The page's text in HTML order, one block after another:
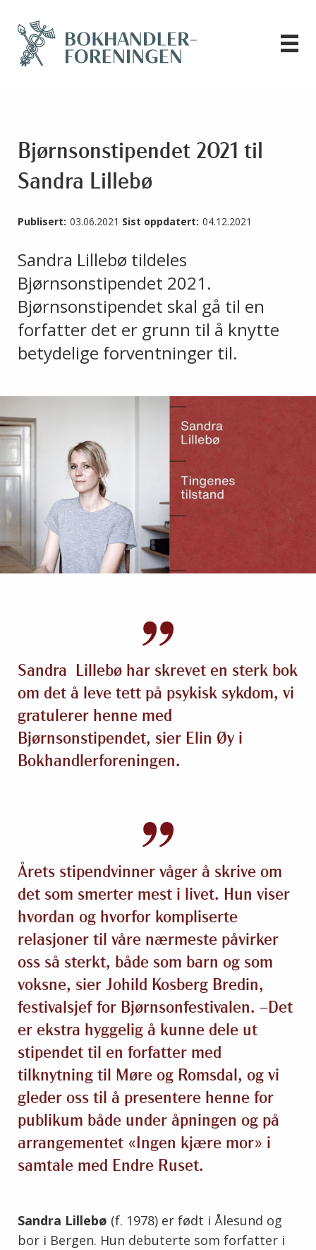
Bjørnsonstipendet 2021 til
Sandra Lillebø
Publisert: 03.06.2021 Sist oppdatert: 04.12.2021
Sandra Lillebø tildeles
Bjørnsonstipendet 2021.
Bjørnsonstipendet skal gå til en
forfatter det er grunn til å knytte
betydelige forventninger til.
Sandra Lillebø har skrevet en sterk bok
om det å leve tett på psykisk sykdom, vi
gratulerer henne med
Bjørnsonstipendet, sier Elin Øy i
Bokhandlerforeningen.
Årets stipendvinner våger å skrive om
det som smerter mest i livet. Hun viser
hvordan og hvorfor kompliserte
relasjoner til våre nærmeste påvirker
oss så sterkt, både som barn og som
voksne, sier Johild Kosberg Bredin,
festivalsjef for Bjørnsonfestivalen. –Det
er ekstra hyggelig å kunne dele ut
stipendet til en forfatter med
tilknytning til Møre og Romsdal, og vi
gleder oss til å presentere henne for
publikum både under åpningen og på
arrangementet «Ingen kjære mor» i
samtale med Endre Ruset.
Sandra Lillebø (f. 1978) er født i Ålesund og
bor i Bergen. Hun debuterte som forfatter i